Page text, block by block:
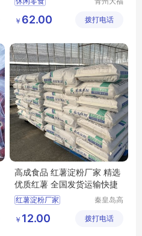
冻干山楂制品加工
休闲食品
展有限公
￥ 62.00 拨打电话
高成食品 红薯淀粉厂家 精选
优质红薯 全国发货运输快捷
红薯淀粉厂家
秦皇岛高
业股份有
￥ 12.00 拨打电话